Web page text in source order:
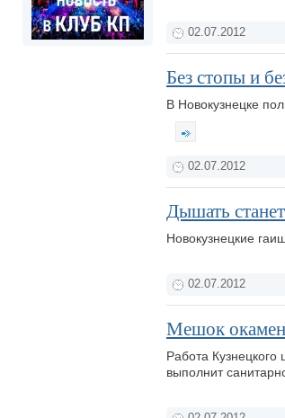
02.07.2012
Без стопы и
В Новокузнецке
02.07.2012
Дышать
Новокузнецкие
02.07.2012
Мешок
Работа
выполнит